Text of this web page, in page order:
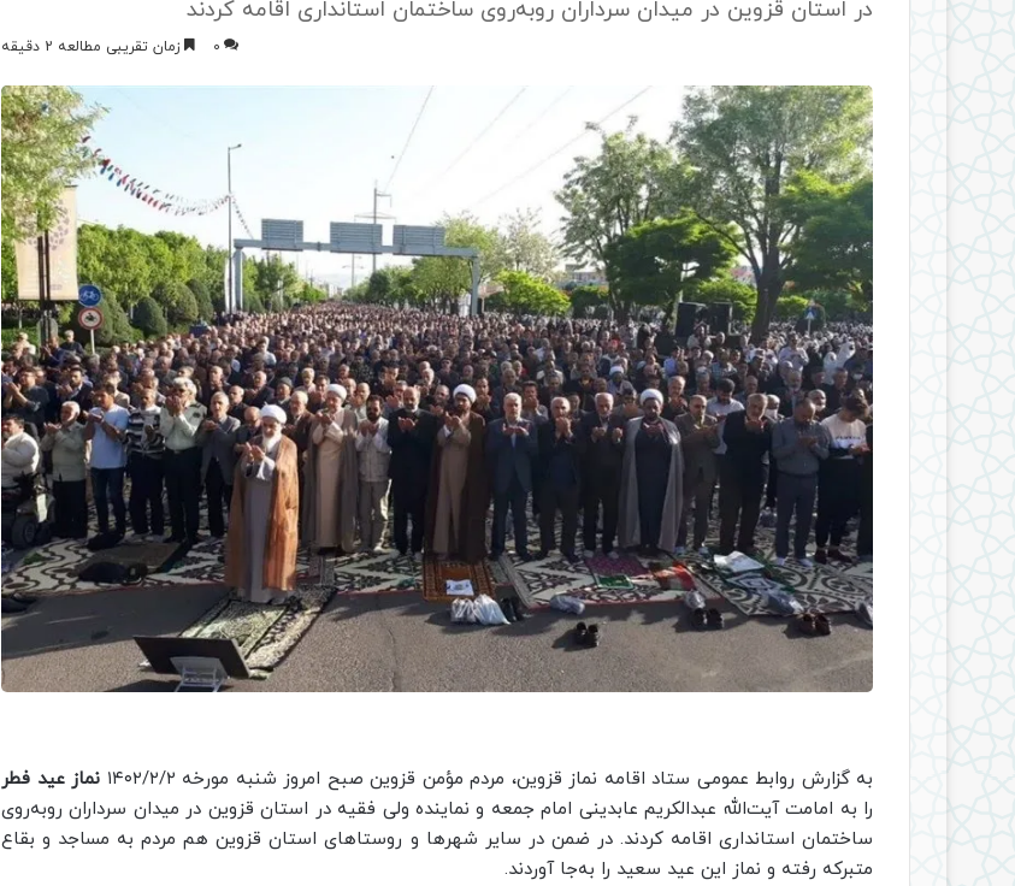
در استان قزوین در میدان سرداران روبه‌روی ساختمان استانداری اقامه کردند
0 زمان تقریبی مطالعه 2 دقیقه
به گزارش روابط عمومی ستاد اقامه نماز قزوین، مردم مؤمن قزوین صبح امروز شنبه مورخه ۱۴۰۲/۲/۲
نماز عید فطر
را به امامت آیت‌الله عبدالکریم عابدینی امام جمعه و نماینده ولی فقیه در استان قزوین در میدان سرداران روبه‌روی
ساختمان استانداری اقامه کردند. در ضمن در سایر شهرها و روستاهای استان قزوین هم مردم به مساجد و بقاع
متبرکه رفته و نماز این عید سعید را به‌جا آوردند.